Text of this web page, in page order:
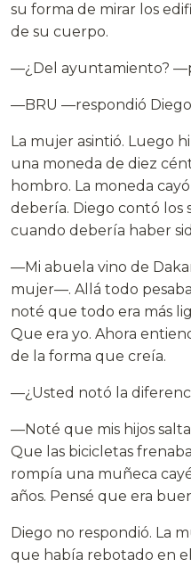
su forma de mirar los
de su cuerpo.
—¿Del ayuntamiento?
—BRU —respondió
La mujer asintió. Luego
una moneda de diez
hombro. La moneda
debería. Diego contó los
cuando debería haber
—Mi abuela vino de
mujer—. Allá todo
noté que todo era más
Que era yo. Ahora
de la forma que creía.
—¿Usted notó la
—Noté que mis hijos
Que las bicicletas
rompía una muñeca
años. Pensé que era
Diego no respondió. La
que había rebotado en